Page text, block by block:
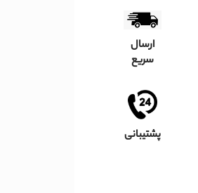
ارسال
سریع
پشتیبانی